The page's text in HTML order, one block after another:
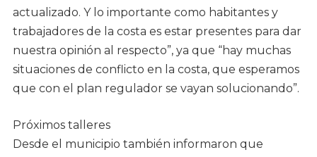
actualizado. Y lo importante como habitantes y
trabajadores de la costa es estar presentes para dar
nuestra opinión al respecto”, ya que “hay muchas
situaciones de conflicto en la costa, que esperamos
que con el plan regulador se vayan solucionando”.
Próximos talleres
Desde el municipio también informaron que